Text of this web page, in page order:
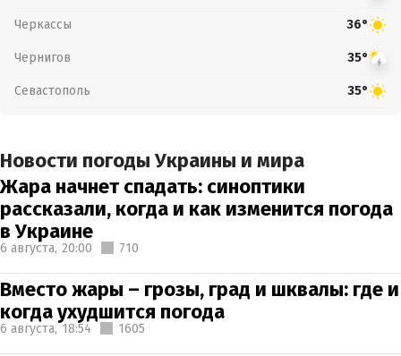
Черкассы 36°
Чернигов 35°
Севастополь 35°
Новости погоды Украины и мира
Жара начнет спадать: синоптики
рассказали, когда и как изменится погода
в Украине
6 августа, 20:00 710
Вместо жары – грозы, град и шквалы: где и
когда ухудшится погода
6 августа, 18:54 1605